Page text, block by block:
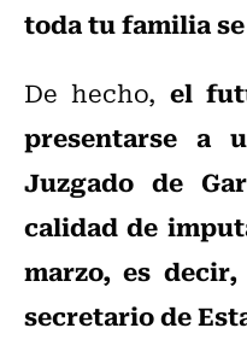
toda tu familia
De hecho, el
presentarse a
Juzgado de
calidad de
marzo, es
secretario de